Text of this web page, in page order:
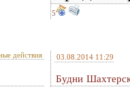
5
действия 03.08.2014 11:29
Будни